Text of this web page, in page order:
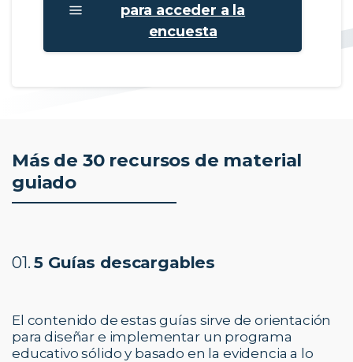
para acceder a la
encuesta
Más de 30 recursos de material
guiado
01.5 Guías descargables
El contenido de estas guías sirve de orientación
para diseñar e implementar un programa
educativo sólido y basado en la evidencia a lo